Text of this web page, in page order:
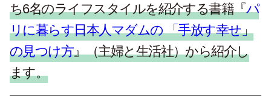
ち6名のライフスタイルを紹介する書籍『パ
リに暮らす日本人マダムの 「手放す幸せ」
の見つけ方』（主婦と生活社）から紹介し
ます。